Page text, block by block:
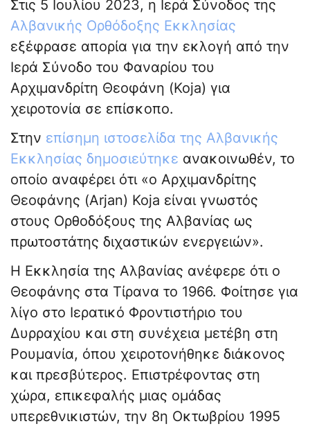
Στις 5 Ιουλίου 2023, η Ιερά Σύνοδος της
Αλβανικής Ορθόδοξης Εκκλησίας
εξέφρασε απορία για την εκλογή από την
Ιερά Σύνοδο του Φαναρίου του
Αρχιμανδρίτη Θεοφάνη (Koja) για
χειροτονία σε επίσκοπο.
Στην επίσημη ιστοσελίδα της Αλβανικής
Εκκλησίας δημοσιεύτηκε ανακοινωθέν, το
οποίο αναφέρει ότι «ο Αρχιμανδρίτης
Θεοφάνης (Arjan) Koja είναι γνωστός
στους Ορθοδόξους της Αλβανίας ως
πρωτοστάτης διχαστικών ενεργειών».
Η Εκκλησία της Αλβανίας ανέφερε ότι ο
Θεοφάνης στα Τίρανα το 1966. Φοίτησε για
λίγο στο Ιερατικό Φροντιστήριο του
Δυρραχίου και στη συνέχεια μετέβη στη
Ρουμανία, όπου χειροτονήθηκε διάκονος
και πρεσβύτερος. Επιστρέφοντας στη
χώρα, επικεφαλής μιας ομάδας
υπερεθνικιστών, την 8η Οκτωβρίου 1995